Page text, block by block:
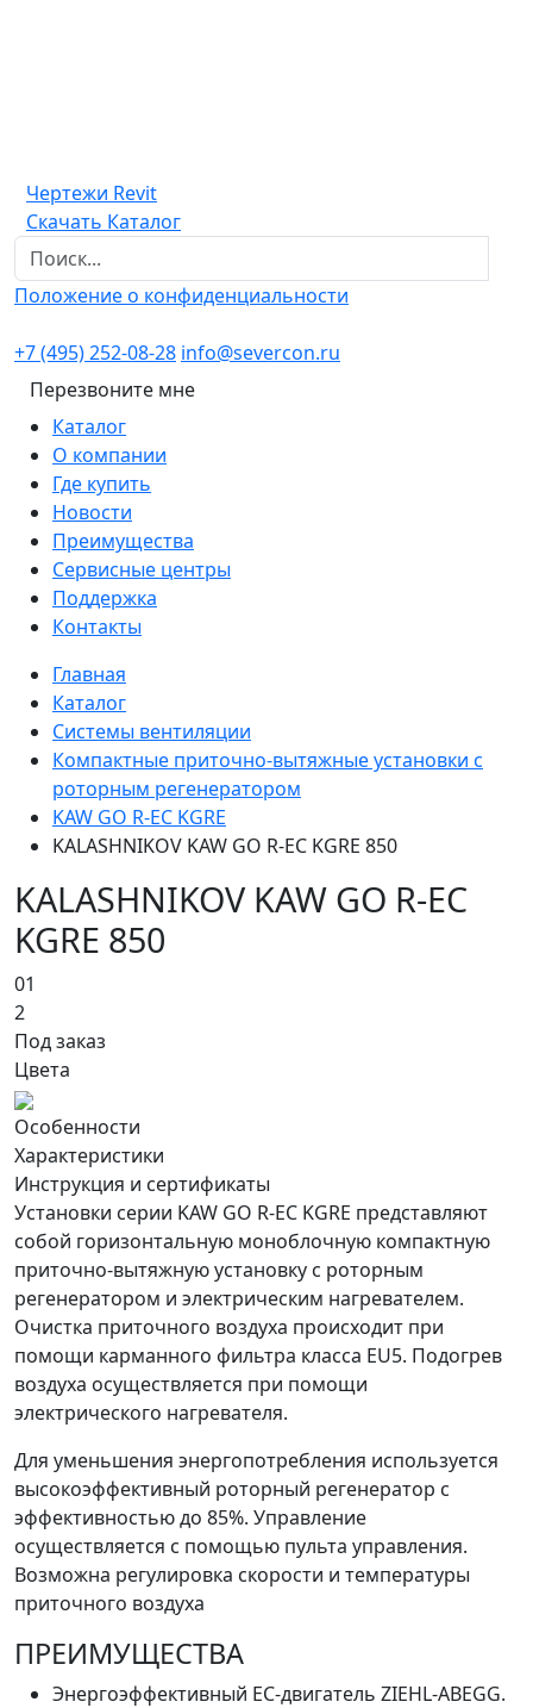
Чертежи Revit
Скачать Каталог
Положение о конфиденциальности
+7 (495) 252-08-28 info@severcon.ru
Перезвоните мне
Каталог
О компании
Где купить
Новости
Преимущества
Сервисные центры
Поддержка
Контакты
Главная
Каталог
Системы вентиляции
Компактные приточно-вытяжные установки с
роторным регенератором
KAW GO R-EC KGRE
KALASHNIKOV KAW GO R-EC KGRE 850
KALASHNIKOV KAW GO R-EC
KGRE 850
01
2
Под заказ
Цвета
Особенности
Характеристики
Инструкция и сертификаты
Установки серии KAW GO R-EC KGRE представляют
собой горизонтальную моноблочную компактную
приточно-вытяжную установку с роторным
регенератором и электрическим нагревателем.
Очистка приточного воздуха происходит при
помощи карманного фильтра класса EU5. Подогрев
воздуха осуществляется при помощи
электрического нагревателя.
Для уменьшения энергопотребления используется
высокоэффективный роторный регенератор с
эффективностью до 85%. Управление
осуществляется с помощью пульта управления.
Возможна регулировка скорости и температуры
приточного воздуха
ПРЕИМУЩЕСТВА
Энергоэффективный EC-двигатель ZIEHL-ABEGG.